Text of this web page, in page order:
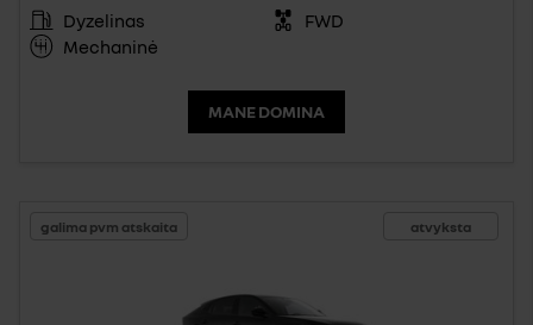
Dyzelinas
FWD
Mechaninė
MANE DOMINA
atvyksta
galima pvm atskaita